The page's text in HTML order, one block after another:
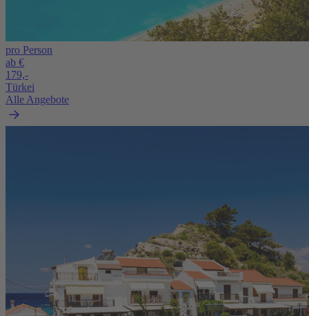
pro Person
ab €
179,-
Türkei
Alle Angebote